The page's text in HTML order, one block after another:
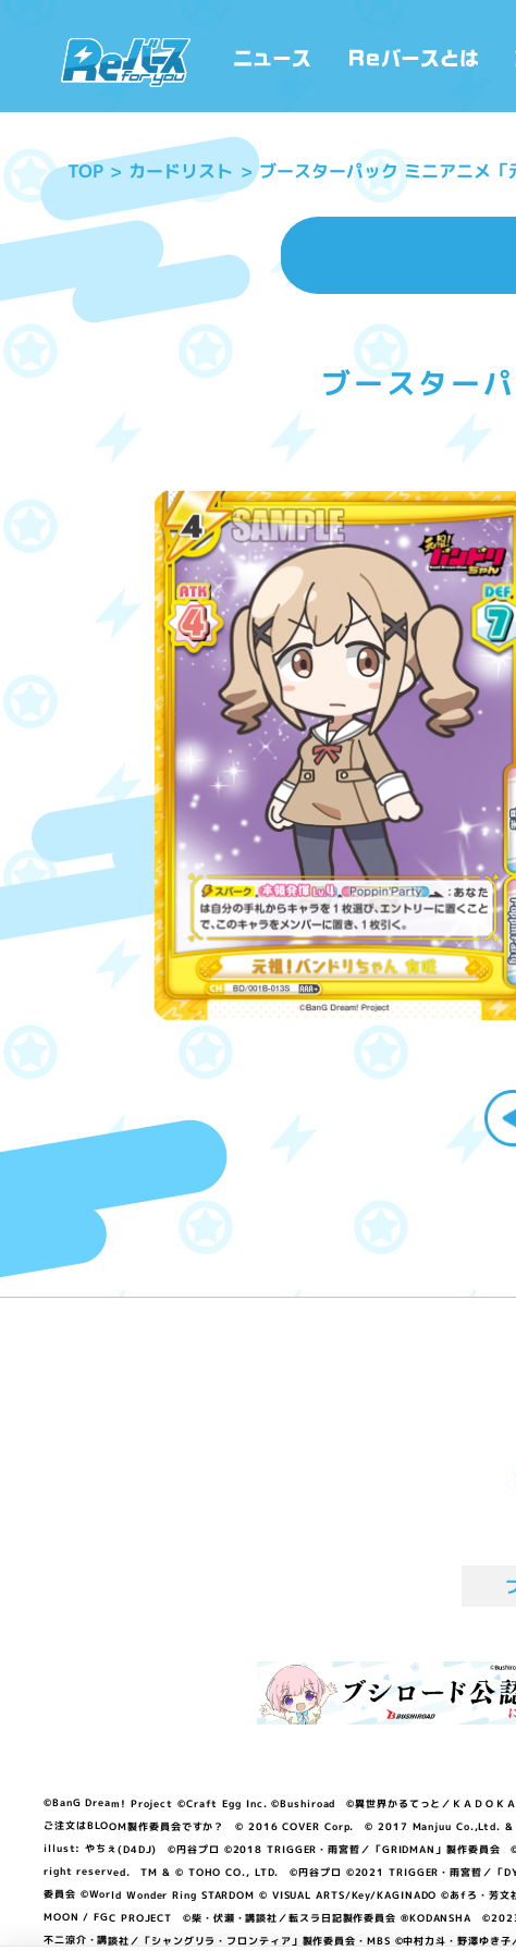
TOP カードリスト ブースターパック ミニアニメ「
ブースター
©BanG Dream! Project ©Craft Egg Inc. ©Bushiroad ©異世界かるてっと／ＫＡＤ
ご注文はBLOOM製作委員会ですか？ © 2016 COVER Corp. © 2017 Manjuu
illust: やちぇ(D4DJ) ©円谷プロ ©2018 TRIGGER・雨宮哲／「GRIDMAN」製作委員会 ©
right reserved. TM & © TOHO CO., LTD. ©円谷プロ ©2021 TRIGGER・雨宮哲／「
委員会 ©World Wonder Ring STARDOM © VISUAL ARTS/Key/KAGINADO ©あfろ・芳文
MOON / FGC PROJECT ©柴・伏瀬・講談社／転スラ日記製作委員会 ®KODANSHA
不二涼介・講談社／「シャングリラ・フロンティア」製作委員会・MBS ©中村力斗・野澤ゆ